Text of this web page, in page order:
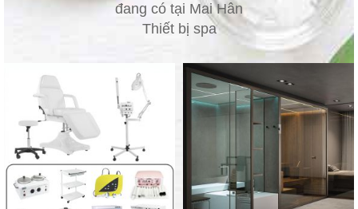
đang có tại Mai Hân
Thiết bị spa